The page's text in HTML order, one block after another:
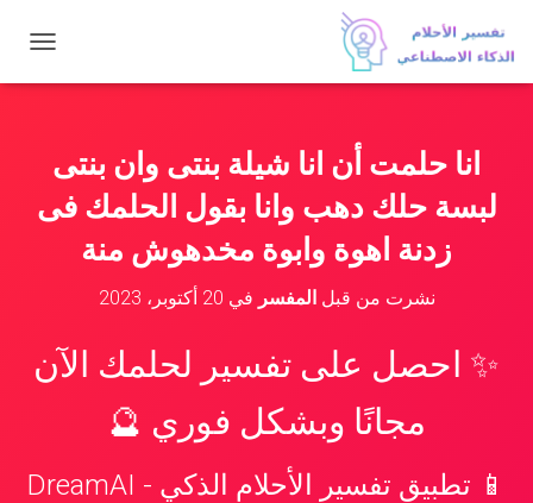
ب
ت
انا حلمت أن انا شيلة بنتى وان بنتى
لبسة حلك دهب وانا بقول الحلمك فى
زدنة اهوة وابوة مخدهوش منة
نشرت من قبلالمفسر في 20 أكتوبر، 2023
✨ احصل على تفسير لحلمك الآن
مجانًا وبشكل فوري 🔮
📱 تطبيق تفسير الأحلام الذكي - DreamAI